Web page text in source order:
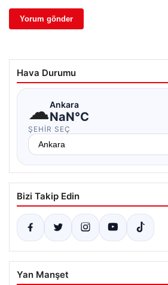
Hava Durumu
☁Ankara
NaN°C
ŞEHIR SEÇ
Bizi Takip Edin
Yan Manşet